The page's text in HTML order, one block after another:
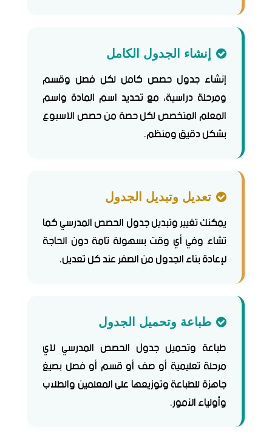
إنشاء الجدول الكامل
إنشاء جدول حصص كامل لكل فصل وقسم
ومرحلة دراسية، مع تحديد اسم المادة واسم
المعلم المتخصص لكل حصة من حصص الأسبوع
بشكل دقيق ومنظم.
تعديل وتبديل الجدول
يمكنك تغيير وتبديل جدول الحصص المدرسي كما
تشاء وفي أي وقت بسهولة تامة دون الحاجة
لإعادة بناء الجدول من الصفر عند كل تعديل.
طباعة وتحميل الجدول
طباعة وتحميل جدول الحصص المدرسي لأي
مرحلة تعليمية أو صف أو قسم أو فصل بصيغ
جاهزة للطباعة وتوزيعها على المعلمين والطلاب
وأولياء الأمور.